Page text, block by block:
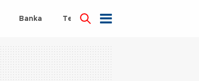
Banka Teknoloji